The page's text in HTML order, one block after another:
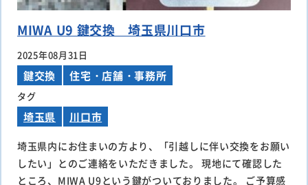
MIWA U9 鍵交換 埼玉県川口市
2025年08月31日
鍵交換 住宅・店舗・事務所
タグ
埼玉県 川口市
埼玉県内にお住まいの方より、「引越しに伴い交換をお願い
したい」とのご連絡をいただきました。 現地にて確認した
ところ、MIWA U9という鍵がついておりました。 ご予算感